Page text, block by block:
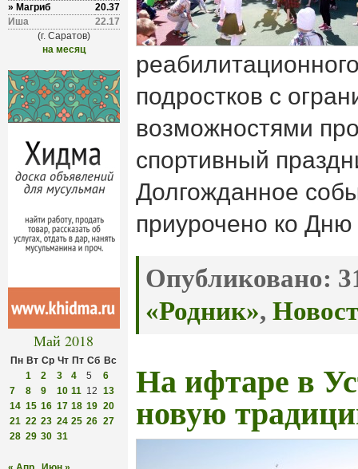
» Магриб
20.37
Иша
22.17
(г. Саратов)
на месяц
Май 2018
Пн Вт Ср Чт Пт Сб Вс
1
2 3 4 5
6
7
8 9 10 11 12 13
14 15 16 17 18 19 20
21 22 23 24 25 26 27
28 29 30 31
подростков с
возможностями
спортивный
Долгожданное
приурочено ко
Опубликовано:
«Родник»,
На ифтаре в
новую